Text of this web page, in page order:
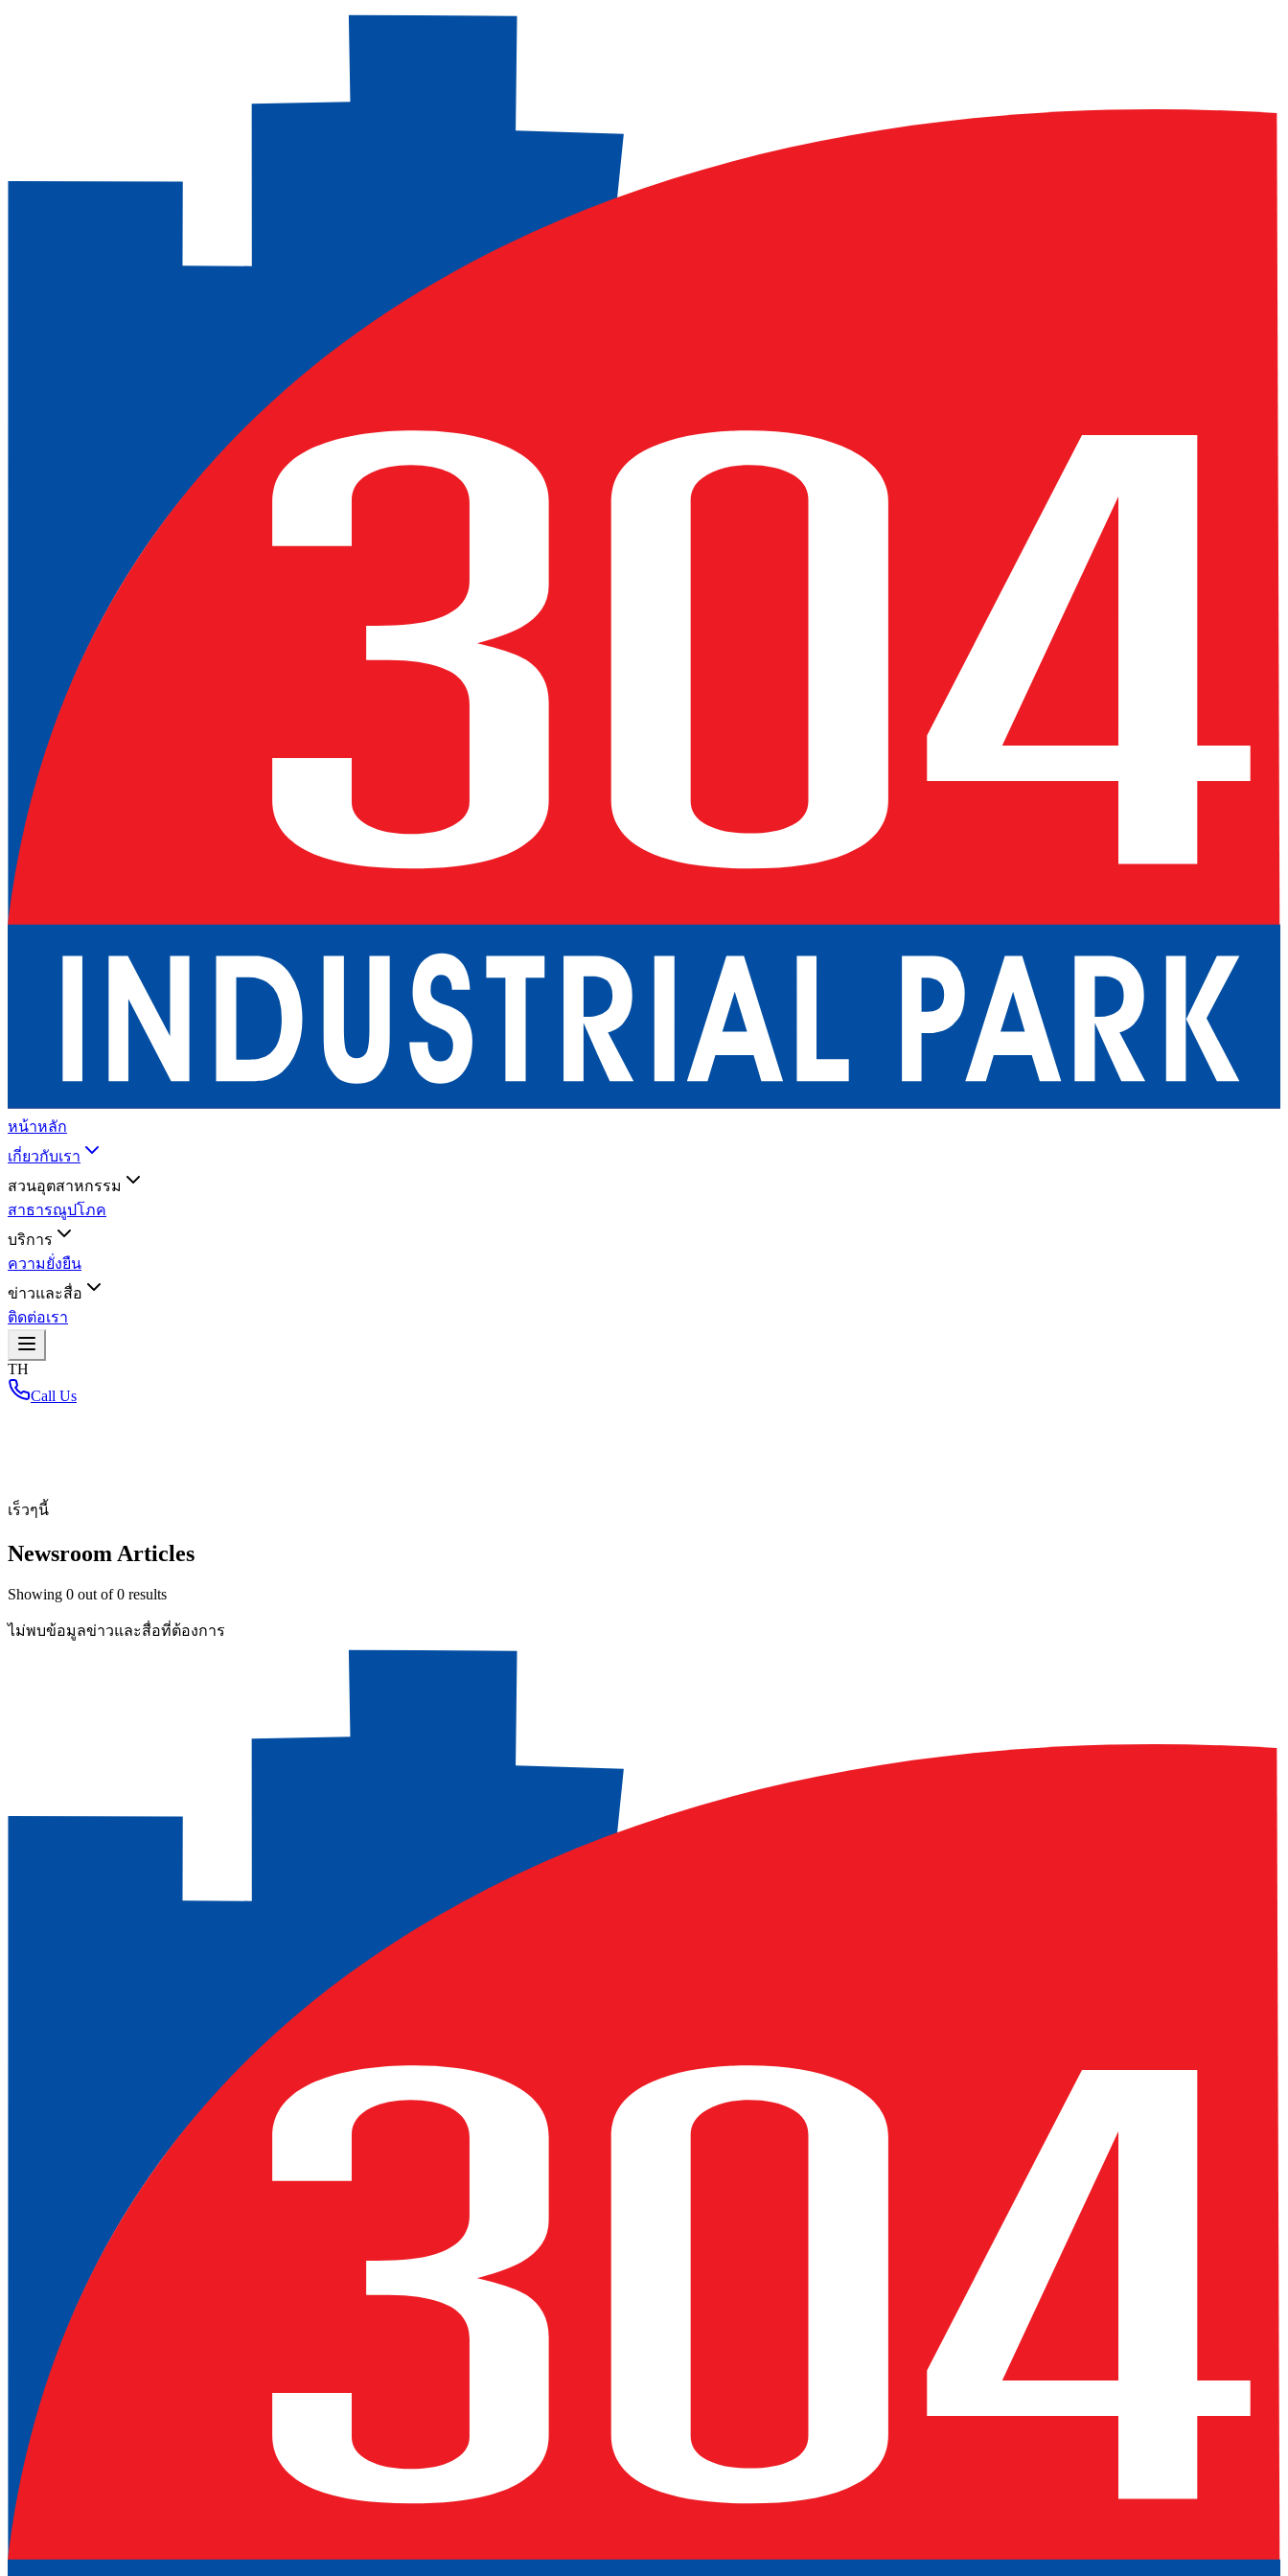
หน้าหลัก
เกี่ยวกับเรา
สวนอุตสาหกรรม
สาธารณูปโภค
บริการ
ความยั่งยืน
ข่าวและสื่อ
ติดต่อเรา
TH
Call Us
เร็วๆนี้
Newsroom Articles
Showing 0 out of0 results
ไม่พบข้อมูลข่าวและสื่อที่ต้องการ